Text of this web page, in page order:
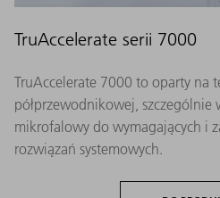
TruAccelerate serii 7000
TruAccelerate 7000 to oparty na
półprzewodnikowej, szczególnie
mikrofalowy do wymagających i
rozwiązań systemowych.